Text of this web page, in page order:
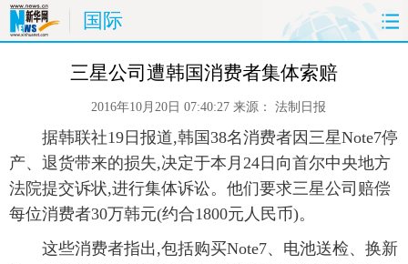
国际
时政 国际
体育 人事
时尚 思客 地方 法治
港澳 台湾 华人
科技 能源 房产 公司
三星公司遭韩国消费者集体索赔
2016年10月20日 07:40:27 来源： 法制日报
据韩联社19日报道,韩国38名消费者因三星Note7停
产、退货带来的损失,决定于本月24日向首尔中央地方
法院提交诉状,进行集体诉讼。他们要求三星公司赔偿
每位消费者30万韩元(约合1800元人民币)。
这些消费者指出,包括购买Note7、电池送检、换新